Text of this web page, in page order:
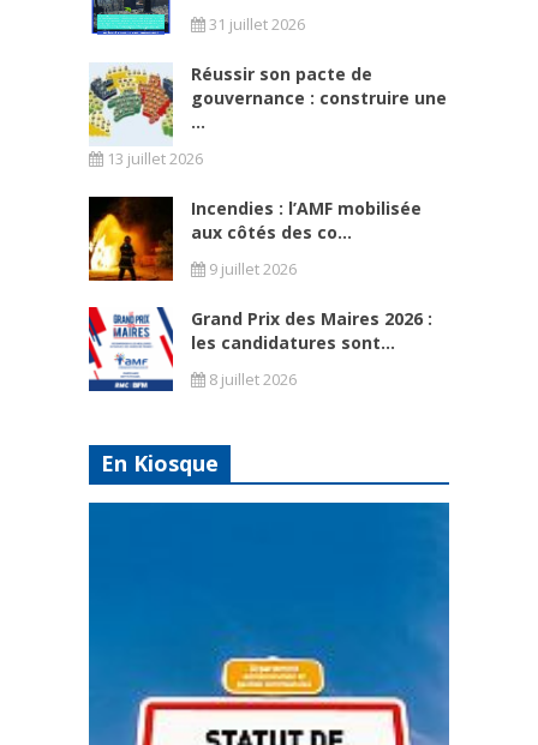
31 juillet 2026
Réussir son pacte de
gouvernance : construire une
...
13 juillet 2026
Incendies : l’AMF mobilisée
aux côtés des co...
9 juillet 2026
Grand Prix des Maires 2026 :
les candidatures sont...
8 juillet 2026
En Kiosque